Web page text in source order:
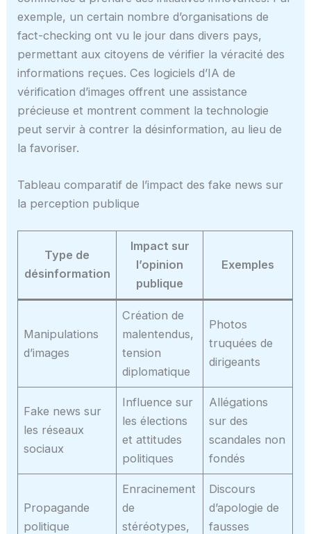
exemple, un certain nombre d’organisations de
fact-checking ont vu le jour dans divers pays,
permettant aux citoyens de vérifier la véracité des
informations reçues. Ces logiciels d’IA de
vérification d’images offrent une assistance
précieuse et montrent comment la technologie
peut servir à contrer la désinformation, au lieu de
la favoriser.
Tableau comparatif de l’impact des fake news sur
la perception publique
Type de
désinformation
Impact sur
l’opinion
publique
Exemples
Manipulations
d’images
Création de
malentendus,
tension
diplomatique
Photos
truquées de
dirigeants
Fake news sur
les réseaux
sociaux
Influence sur
les élections
et attitudes
politiques
Allégations
sur des
scandales non
fondés
Propagande
politique
Enracinement
de
stéréotypes,
Discours
d’apologie de
fausses